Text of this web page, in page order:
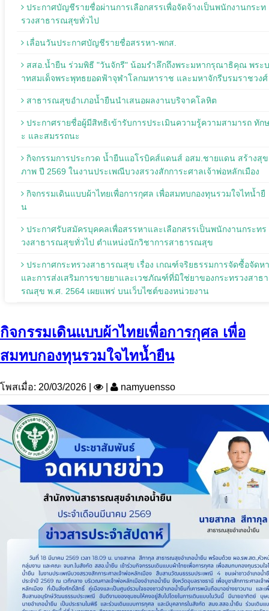
ประกาศบัญชีรายชื่อผ่านการเลือกสรรเพื่อจัดจ้างเป็นพนักงานกระท
รวงสาธารณสุขทั่วไป
เลื่อนวันประกาศบัญชีรายชื่อสรรหา-พกส.
สสอ.น้ำยืน ร่วมพิธี "วันจักรี" น้อมรำลึกถึงพระมหากรุณาธิคุณ พระบ
าทสมเด็จพระพุทธยอดฟ้าจุฬาโลกมหาราช และมหาจักรีบรมราชวงศ์
สาธารณสุขอำเภอน้ำยืนนำเสนอผลงานบริจาคโลหิต
ประกาศรายชื่อผู้มีสิทธิเข้ารับการประเมินความรู้ความสามารถ ทักษ
ะ และสมรรถนะ
กิจกรรมการประกวด น้ำยืนแอโรบิคส์แดนส์ อสม.ชายแดน สร้างสุข
ภาพ ปี 2569 ในงานประเพณีบวงสรวงสักการะศาลเจ้าพ่อหลักเมือง
กิจกรรมเดินแบบผ้าไทยเพื่อการกุศล เพื่อสมทบกองทุนรวมใจไทน้ำยื
น
ประกาศรับสมัครบุคคลเพื่อสรรหาและเลือกสรรเป็นพนักงานกระทร
วงสาธารณสุขทั่วไป ตำแหน่งนักวิชาการสาธารณสุข
ประกาศกระทรวงสาธารณสุข เรื่อง เกณฑ์จริยธรรมการจัดซื้อจัดหา
และการส่งเสริมการขายยาและเวชภัณฑ์ที่มิใช่ยาของกระทรวงสาธา
รณสุข พ.ศ. 2564 เผยแพร่ บนเว็บไซต์ของหน่วยงาน
กิจกรรมเดินแบบผ้าไทยเพื่อการกุศล เพื่อ
สมทบกองทุนรวมใจไทน้ำยืน
โพสเมื่อ: 20/03/2026 | namyuensso